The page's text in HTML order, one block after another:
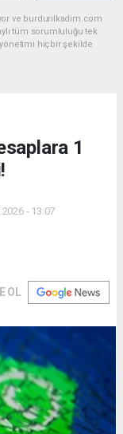
ve burdurilkadim.com
tüm sorumluluğu tek
yönetimi hiçbir şekilde
1
- 13:07
OL